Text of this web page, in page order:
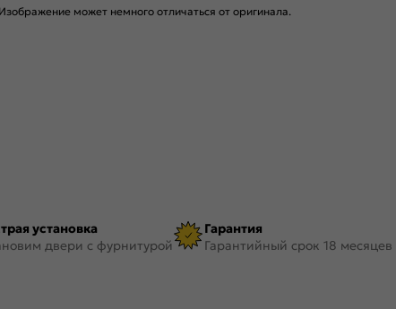
Изображение может немного отличаться от оригинала.
установка
двери с фурнитурой
Гарантия
Гарантийный срок 18 месяцев